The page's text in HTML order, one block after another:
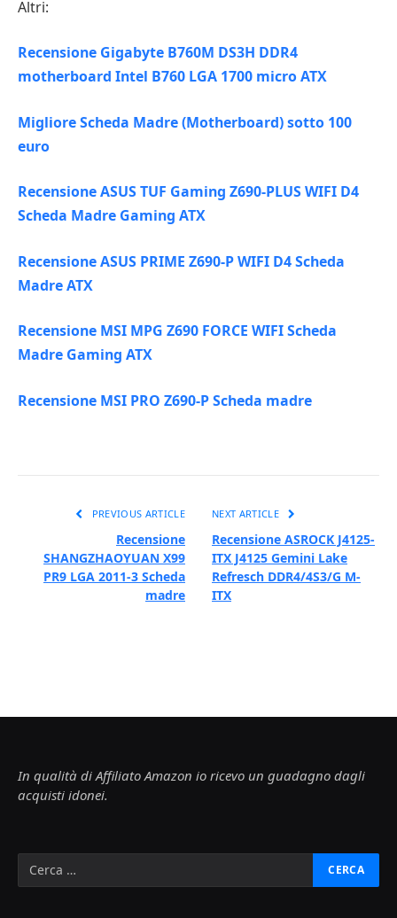
Altri:
Recensione Gigabyte B760M DS3H DDR4
motherboard Intel B760 LGA 1700 micro ATX
Migliore Scheda Madre (Motherboard) sotto 100
euro
Recensione ASUS TUF Gaming Z690-PLUS WIFI D4
Scheda Madre Gaming ATX
Recensione ASUS PRIME Z690-P WIFI D4 Scheda
Madre ATX
Recensione MSI MPG Z690 FORCE WIFI Scheda
Madre Gaming ATX
Recensione MSI PRO Z690-P Scheda madre
PREVIOUS ARTICLE
Recensione
SHANGZHAOYUAN X99
PR9 LGA 2011-3 Scheda
madre
NEXT ARTICLE
Recensione ASROCK J4125-
ITX J4125 Gemini Lake
Refresch DDR4/4S3/G M-
ITX
In qualità di Affiliato Amazon io ricevo un guadagno dagli
acquisti idonei.